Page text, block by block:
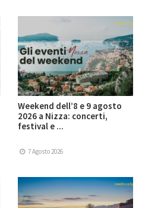
Weekend dell’8 e 9 agosto
2026 a Nizza: concerti,
festival e ...
7 Agosto 2026